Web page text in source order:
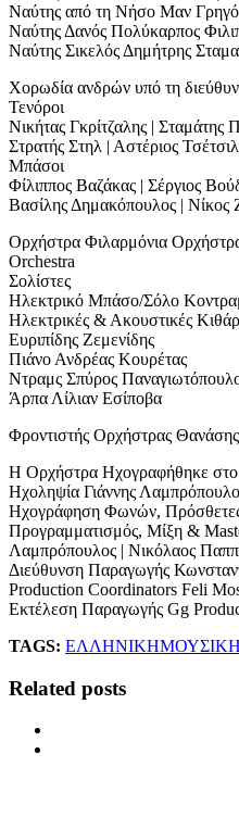
Ναύτης από τη Νήσο Μαν
Ναύτης Δανός Πολύκαρπος
Ναύτης Σικελός Δημήτρης
Χορωδία ανδρών υπό τη
Τενόροι
Νικήτας Γκρίτζαλης | Σταμάτης
Στρατής Στηλ | Αστέριος
Μπάσοι
Φίλιππος Βαζάκας | Σέργιος
Βασίλης Δημακόπουλος | Νίκος
Ορχήστρα Φιλαρμόνια
Orchestra
Σολίστες
Ηλεκτρικό Μπάσο/Σόλο
Ηλεκτρικές & Ακουστικές
Ευριπίδης Ζεμενίδης
Πιάνο Ανδρέας Κουρέτας
Ντραμς Σπύρος
Άρπα Λίλιαν Εσίποβα
Φροντιστής Ορχήστρας
Η Ορχήστρα Ηχογραφήθηκε
Ηχοληψία Γιάννης
Ηχογράφηση Φωνών,
Προγραμματισμός, Μίξη &
Λαμπρόπουλος | Νικόλαος
Διεύθυνση Παραγωγής
Production Coordinators Feli
Εκτέλεση Παραγωγής Gg
TAGS: ΕΛΛΗΝΙΚΗΜΟΥΣΙΚΗ
Related posts